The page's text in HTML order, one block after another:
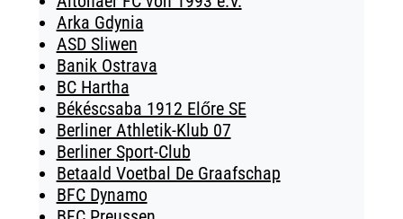
Arka Gdynia
ASD Sliwen
Banik Ostrava
BC Hartha
Békéscsaba 1912 Előre SE
Berliner Athletik-Klub 07
Berliner Sport-Club
Betaald Voetbal De Graafschap
BFC Dynamo